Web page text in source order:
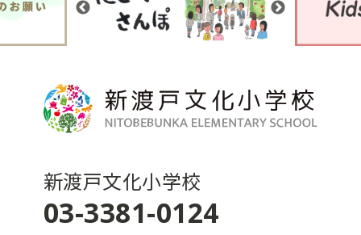
新渡戸文化小学校
03-3381-0124